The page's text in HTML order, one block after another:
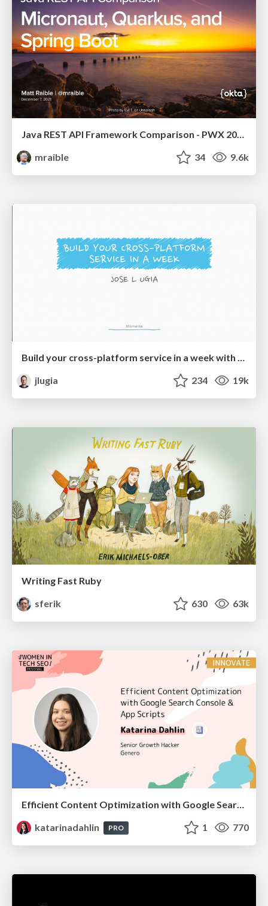
mraible
34 9.6k
Build your cross-platform service in a week with App Engine
jlugia
234 19k
Writing Fast Ruby
sferik
630 63k
Efficient Content Optimization with Google Search Console & Apps Script
katarinadahlin
PRO 1 770